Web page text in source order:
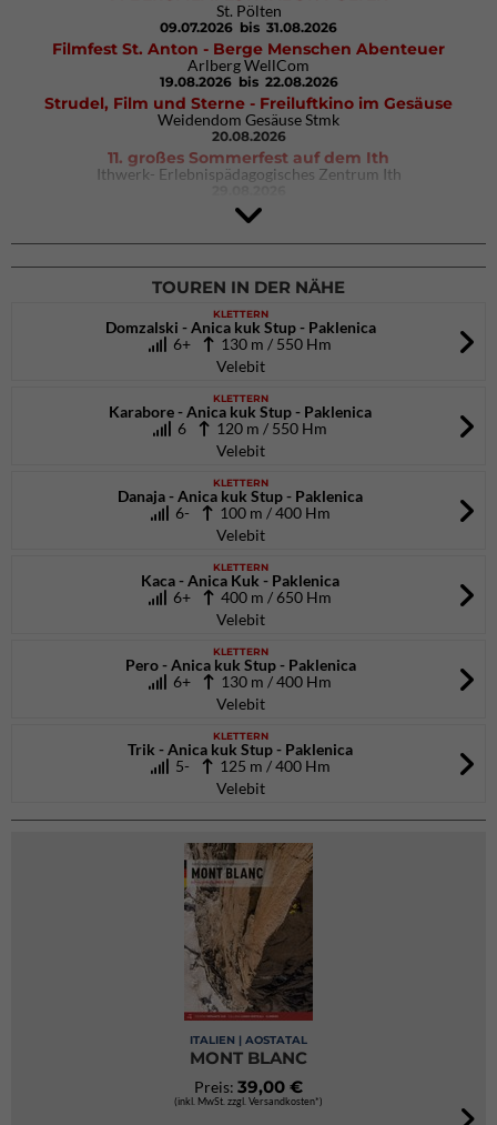
St. Pölten
09.07.2026 bis 31.08.2026
Filmfest St. Anton - Berge Menschen Abenteuer
Arlberg WellCom
19.08.2026 bis 22.08.2026
Strudel, Film und Sterne - Freiluftkino im Gesäuse
Weidendom Gesäuse Stmk
20.08.2026
11. großes Sommerfest auf dem Ith
Ithwerk- Erlebnispädagogisches Zentrum Ith
4Blocs KIDS 2026
DAV Kletter- & Boulderzentrum München Süd (Thalkirchen)
26.09.2026
TOUREN IN DER NÄHE
KLETTERN
Domzalski - Anica kuk Stup - Paklenica
6+
130 m / 550 Hm
Velebit
KLETTERN
Karabore - Anica kuk Stup - Paklenica
6
120 m / 550 Hm
Velebit
KLETTERN
Danaja - Anica kuk Stup - Paklenica
6- 100 m / 400 Hm
Velebit
KLETTERN
Kaca - Anica Kuk - Paklenica
6+
400 m / 650 Hm
Velebit
KLETTERN
Pero - Anica kuk Stup - Paklenica
6+
130 m / 400 Hm
Velebit
KLETTERN
Trik - Anica kuk Stup - Paklenica
5- 125 m / 400 Hm
Velebit
ITALIEN | AOSTATAL
MONT BLANC
Preis: 39,00 €
(inkl. MwSt. zzgl. Versandkosten*)